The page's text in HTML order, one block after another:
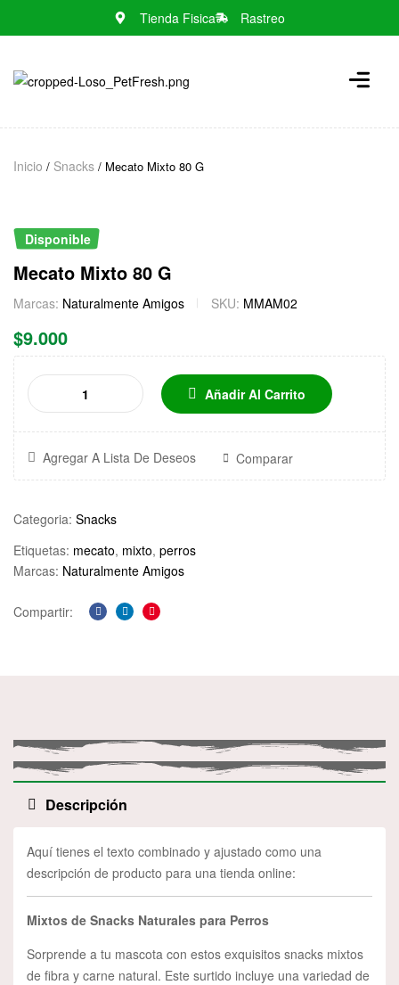
Tienda Fisica Rastreo
Inicio / Snacks / Mecato Mixto 80 G
Disponible
Mecato Mixto 80 G
Marcas: Naturalmente Amigos SKU: MMAM02
$9.000
Añadir Al Carrito
Agregar A Lista De Deseos Comparar
Categoria: Snacks
Etiquetas: mecato, mixto, perros
Marcas: Naturalmente Amigos
Compartir:
Facebook
LinkedinPinterest
Descripción
Aquí tienes el texto combinado y ajustado como una
descripción de producto para una tienda online:
Mixtos de Snacks Naturales para Perros
Sorprende a tu mascota con estos exquisitos snacks mixtos
de fibra y carne natural. Este surtido incluye una variedad de
e